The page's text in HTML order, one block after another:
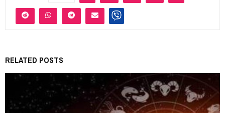
RELATED POSTS